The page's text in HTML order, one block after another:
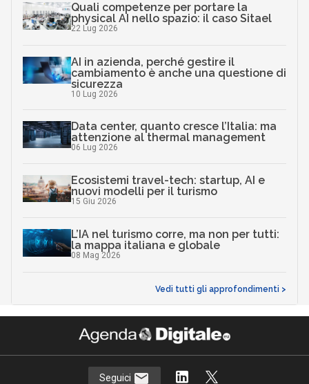
Quali competenze per portare la
physical AI nello spazio: il caso Sitael
22 Lug 2026
AI in azienda, perché gestire il
cambiamento è anche una questione di
sicurezza
10 Lug 2026
Data center, quanto cresce l’Italia: ma
attenzione al thermal management
06 Lug 2026
Ecosistemi travel-tech: startup, AI e
nuovi modelli per il turismo
15 Giu 2026
L’IA nel turismo corre, ma non per tutti:
la mappa italiana e globale
08 Mag 2026
Vedi tutti gli approfondimenti >
Seguici